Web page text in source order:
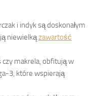
i indyk są doskonałym
niewielkązawartość
czy makrela, obfitują w
3, które wspierają